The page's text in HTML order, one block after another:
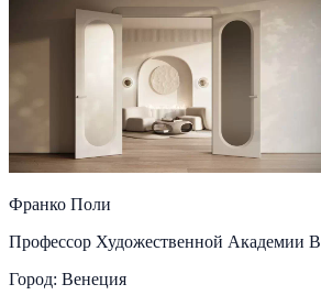
Франко Поли
Профессор Художественной Академии
Город: Венеция